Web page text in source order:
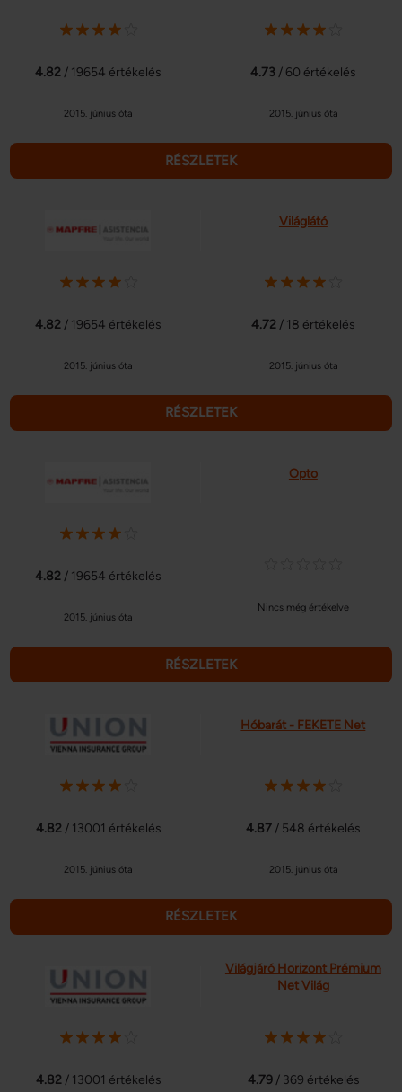
4.82 / 19654 értékelés
2015. június óta
4.73 / 60 értékelés
2015. június óta
RÉSZLETEK
4.82 / 19654 értékelés
2015. június óta
Világlátó
4.72 / 18 értékelés
2015. június óta
RÉSZLETEK
4.82 / 19654 értékelés
2015. június óta
Opto
Nincs még értékelve
RÉSZLETEK
4.82/ 13001 értékelés
2015. június óta
Hóbarát - FEKETE Net
4.87 / 548 értékelés
2015. június óta
RÉSZLETEK
4.82/ 13001 értékelés
Világjáró Horizont Prémium
Net Világ
4.79/ 369 értékelés